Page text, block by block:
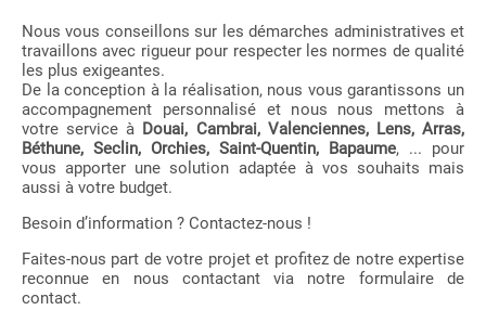
Nous vous conseillons sur les démarches administratives et
travaillons avec rigueur pour respecter les normes de qualité
les plus exigeantes.
De la conception à la réalisation, nous vous garantissons un
accompagnement personnalisé et nous nous mettons à
votre service à Douai, Cambrai, Valenciennes, Lens, Arras,
Béthune, Seclin, Orchies, Saint-Quentin, Bapaume, ... pour
vous apporter une solution adaptée à vos souhaits mais
aussi à votre budget.
Besoin d’information ? Contactez-nous !
Faites-nous part de votre projet et profitez de notre expertise
reconnue en nous contactant via notre formulaire de
contact.